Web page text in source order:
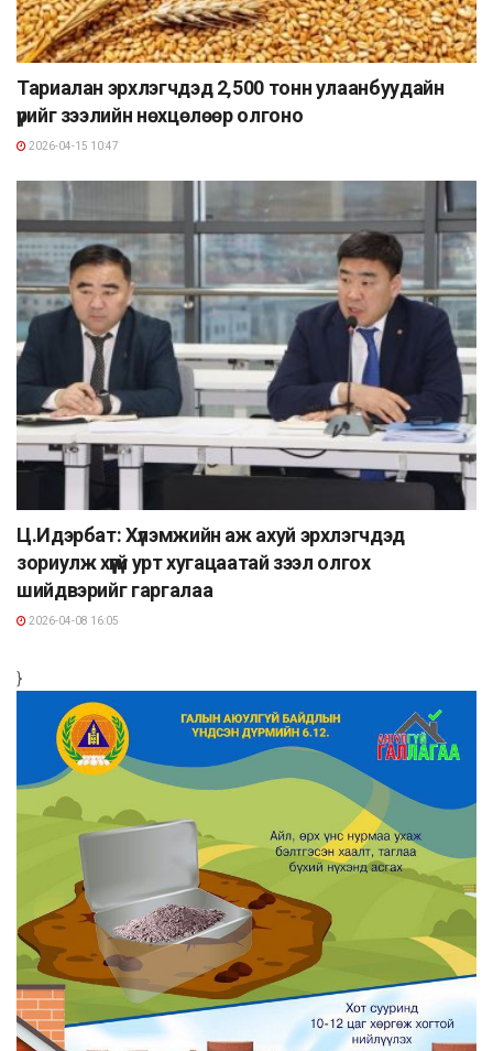
Тариалан эрхлэгчдэд 2,500 тонн улаанбуудайн
үрийг зээлийн нөхцөлөөр олгоно
2026-04-15 10:47
Ц.Идэрбат: Хүлэмжийн аж ахуй эрхлэгчдэд
зориулж хүүгүй урт хугацаатай зээл олгох
шийдвэрийг гаргалаа
2026-04-08 16:05
}